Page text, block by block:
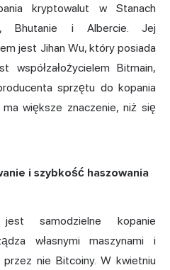
kryptowalut w Stanach
Bhutanie i Albercie. Jej
jest Jihan Wu, który posiada
współzałożycielem Bitmain,
sprzętu do kopania
większe znaczenie, niż się
i szybkość haszowania
jest samodzielne kopanie
własnymi maszynami i
nie Bitcoiny. W kwietniu